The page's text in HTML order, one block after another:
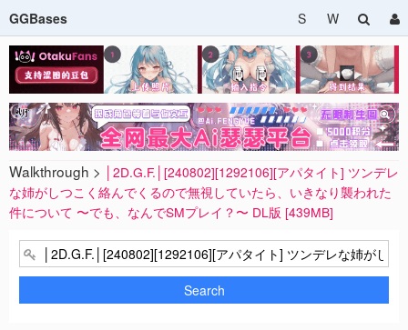
GGBases S W
Walkthrough > │2D.G.F.│[240802][1292106][アパタイト] ツンデレ
な姉がしつこく絡んでくるので無視していたら、いきなり襲われた
件について 〜でも、なんでSMプレイ？〜 DL版 [439MB]
Search